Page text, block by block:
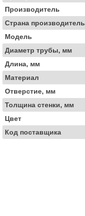
Производитель
Страна производитель
Модель
Диаметр трубы, мм
Длина, мм
Материал
Отверстие, мм
Толщина стенки, мм
Цвет
Код поставщика